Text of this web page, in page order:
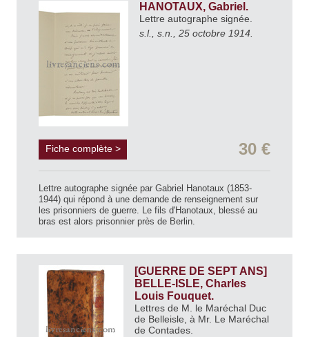
HANOTAUX, Gabriel.
Lettre autographe signée.
s.l., s.n., 25 octobre 1914.
Fiche complète > 30 €
Lettre autographe signée par Gabriel Hanotaux (1853-
1944) qui répond à une demande de renseignement sur
les prisonniers de guerre. Le fils d'Hanotaux, blessé au
bras est alors prisonnier près de Berlin.
[GUERRE DE SEPT ANS]
BELLE-ISLE, Charles
Louis Fouquet.
Lettres de M. le Maréchal Duc
de Belleisle, à Mr. Le Maréchal
de Contades.